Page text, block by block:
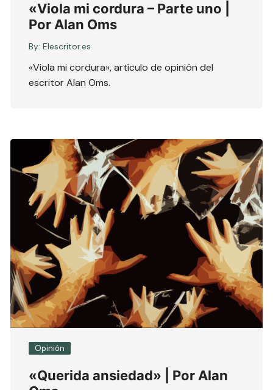
«Viola mi cordura – Parte uno |
Por Alan Oms
By: Elescritor.es
«Viola mi cordura», artículo de opinión del
escritor Alan Oms.
Opinión
«Querida ansiedad» | Por Alan